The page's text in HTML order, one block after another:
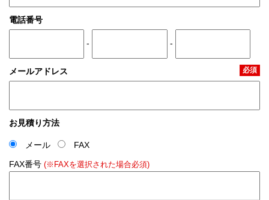
電話番号
- -
メールアドレス 必須
お見積り方法
メール
FAX
FAX番号 (※FAXを選択された場合必須)